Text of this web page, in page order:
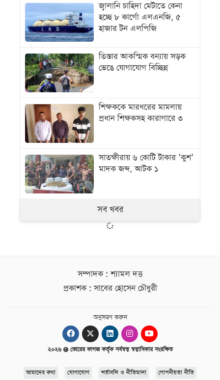
জ্বালানি চাহিদা মেটাতে কেনা
হচ্ছে ৮ কার্গো এলএনজি, ৫
হাজার টন এলপিজি
তিস্তার আকস্মিক বন্যায় সড়ক
ভেঙে যোগাযোগ বিচ্ছিন্ন
শিক্ষককে মারধরের মামলায়
প্রধান শিক্ষকসহ কারাগারে ৩
সাতক্ষীরায় ৬ কোটি টাকার ‘কুশ’
মাদক জব্দ, আটক ১
সব খবর
সম্পাদক : শ্যামল দত্ত
প্রকাশক : সাবের হোসেন চৌধুরী
অনুসরণ করুন
২০২৬ ভোরের কাগজ কর্তৃক সর্বস্বত্ব স্বত্বাধিকার সংরক্ষিত
আমাদের কথা যোগাযোগ শর্তাবলি ও নীতিমালা গোপনীয়তা নীতি